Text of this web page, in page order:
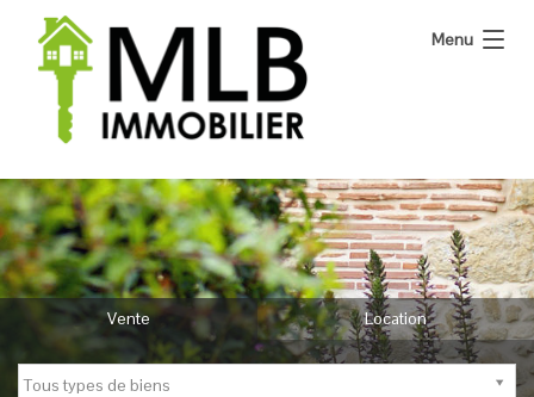
Menu
Bienvenue
Nos annonces
Notre agence
Vous vendez
Nous contacter
Vente Location
Tous types de biens